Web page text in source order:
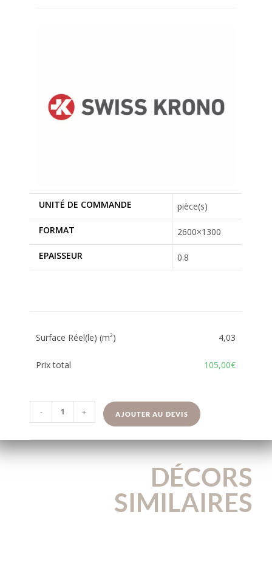
UNITÉ DE COMMANDE pièce(s)
FORMAT 2600×1300
EPAISSEUR 0.8
Surface Réel(le) (m²) 4,03
Prix total 105,00€
- + AJOUTER AU DEVIS
DÉCORS
SIMILAIRES